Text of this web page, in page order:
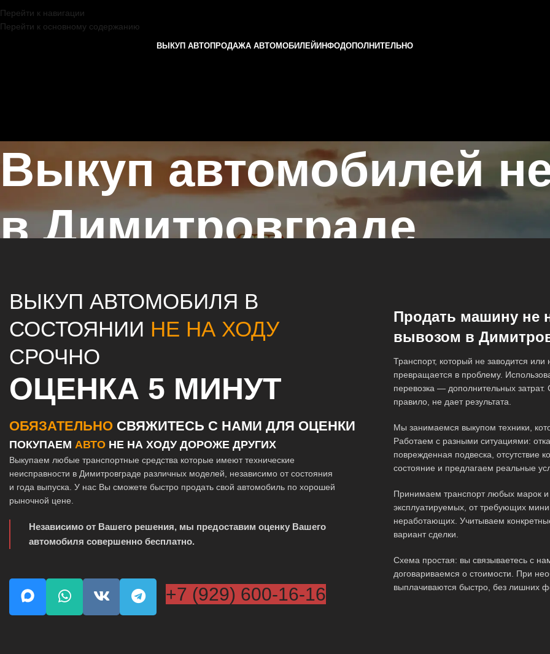
Перейти к навигации
Перейти к основному содержанию
ВЫКУП АВТОПРОДАЖА АВТОМОБИЛЕЙ ИНФОДОПОЛНИТЕЛЬНО
Выкуп автомобилей
в Димитровграде
ВЫКУП АВТОМОБИЛЯ В
СОСТОЯНИИ НЕ НА ХОДУ
СРОЧНО
ОЦЕНКА 5 МИНУТ
ОБЯЗАТЕЛЬНО СВЯЖИТЕСЬ С НАМИ ДЛЯ ОЦЕНКИ
ПОКУПАЕМ АВТО НЕ НА ХОДУ ДОРОЖЕ ДРУГИХ
Выкупаем любые транспортные средства которые имеют технические
неисправности в Димитровграде различных моделей, независимо от состояния
и года выпуска. У нас Вы сможете быстро продать свой автомобиль по хорошей
рыночной цене.
Независимо от Вашего решения, мы предоставим оценку Вашего
автомобиля совершенно бесплатно.
+7 (929) 600-16-16
Продать машину не
вывозом в
Транспорт, который не заводится
превращается в проблему.
перевозка — дополнительных
правило, не дает результата.
Мы занимаемся выкупом техники,
Работаем с разными ситуациями:
поврежденная подвеска, отсутствие
состояние и предлагаем реальные
Принимаем транспорт любых марок и
эксплуатируемых, от требующих
неработающих. Учитываем
вариант сделки.
Схема простая: вы связываетесь с
договариваемся о стоимости. При
выплачиваются быстро, без лишних